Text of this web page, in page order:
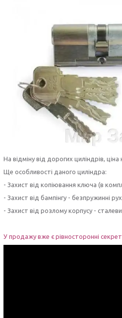
На відміну від дорогих циліндрів,
Ще особливості даного циліндра:
- Захист від копіювання ключа (в
- Захист від бампінгу - безпружинні
- Захист від розлому корпусу -
У продажу вже є рівносторонні